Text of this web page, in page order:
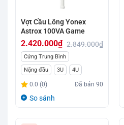
Vợt Cầu Lông Yonex
Astrox 100VA Game
2.849.000₫
Giá
gốc
là:
2.849.000₫.
2.420.000₫
Giá
hiện
tại
là:
Cứng Trung Bình
Nặng đầu
3U 4U
0.0 (0) Đã bán90
So sánh